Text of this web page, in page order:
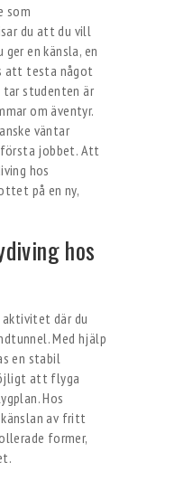
som
du att du vill
ger en känsla, en
att testa något
tar studenten är
om äventyr.
väntar
jobbet. Att
hos
på en ny,
hos
aktivitet där du
Med hjälp
en stabil
att flyga
Hos
av fritt
former,